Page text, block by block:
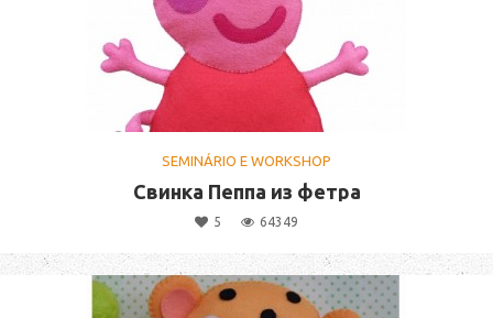
SEMINÁRIO E WORKSHOP
Свинка Пеппа из фетра
5 64349